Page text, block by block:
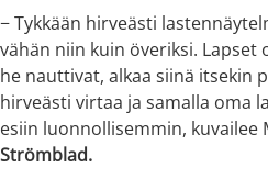
− Tykkään hirveästi
vähän niin kuin överiksi. Lapset
he nauttivat, alkaa siinä itsekin
hirveästi virtaa ja samalla oma
esiin luonnollisemmin, kuvailee
Strömblad.